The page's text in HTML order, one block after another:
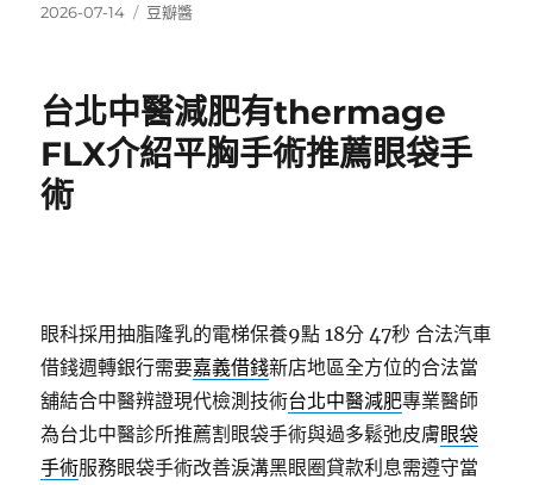
發
2026-07-14
分
豆瓣醬
台北中醫減肥有thermage
FLX介紹平胸手術推薦眼袋手
術
眼科採用抽脂隆乳的電梯保養9點 18分 47秒 合法汽車
借錢週轉銀行需要嘉義借錢新店地區全方位的合法當
舖結合中醫辨證現代檢測技術台北中醫減肥專業醫師
為台北中醫診所推薦割眼袋手術與過多鬆弛皮膚眼袋
手術服務眼袋手術改善淚溝黑眼圈貸款利息需遵守當